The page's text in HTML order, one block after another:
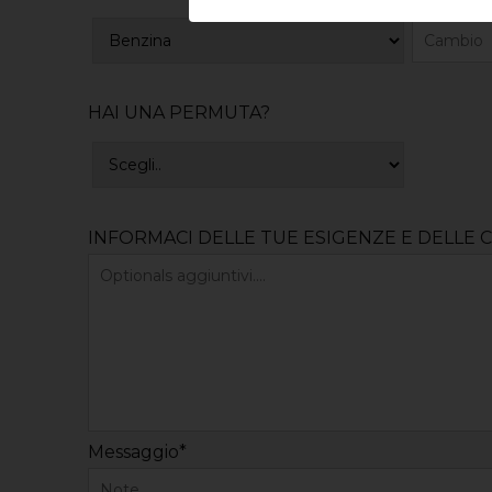
HAI UNA PERMUTA?
INFORMACI DELLE TUE ESIGENZE E DELLE
Messaggio*